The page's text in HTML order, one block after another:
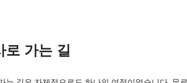
로 가는 길